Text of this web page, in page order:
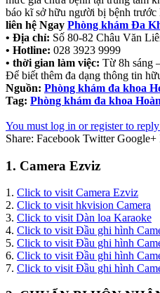
báo kĩ sở hữu người bị bệnh trước
liên hệ Ngay Phòng khám Đa
• Địa chỉ: Số 80-82 Châu Văn
• Hotline: 028 3923 9999
• thời gian làm việc: Từ 8h sáng
Để biết thêm đa dạng thông tin
Nguồn: Phòng khám đa khoa
Tag: Phòng khám đa khoa
You must log in or register to reply
Share: Facebook Twitter Google+
1. Camera Ezviz
1. Click to visit Camera Ezviz
2. Click to visit hkvision Camera
3. Click to visit Dàn loa Karaoke
4. Click to visit Đầu ghi hình
5. Click to visit Đầu ghi hình
6. Click to visit Đầu ghi hình
7. Click to visit Đầu ghi hình